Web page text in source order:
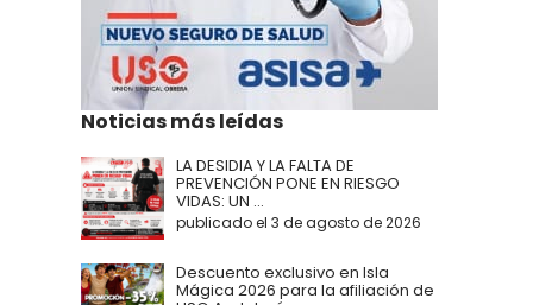
Noticias más leídas
LA DESIDIA Y LA FALTA DE
PREVENCIÓN PONE EN RIESGO
VIDAS: UN ...
publicado el 3 de agosto de 2026
Descuento exclusivo en Isla
Mágica 2026 para la afiliación de